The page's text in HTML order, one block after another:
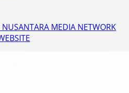
NUSANTARA MEDIA NETWORK